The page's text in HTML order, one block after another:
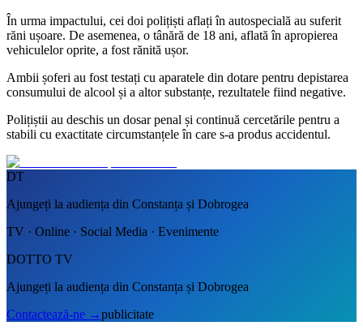
În urma impactului, cei doi polițiști aflați în autospecială au suferit
răni ușoare. De asemenea, o tânără de 18 ani, aflată în apropierea
vehiculelor oprite, a fost rănită ușor.
Ambii șoferi au fost testați cu aparatele din dotare pentru depistarea
consumului de alcool și a altor substanțe, rezultatele fiind negative.
Polițiștii au deschis un dosar penal și continuă cercetările pentru a
stabili cu exactitate circumstanțele în care s-a produs accidentul.
DT
Ajungeți la audiența din Constanța și Dobrogea
TV · Online · Social Media · Evenimente
DOTTO TV
Ajungeți la audiența din Constanța și Dobrogea
Contactează-ne →publicitate